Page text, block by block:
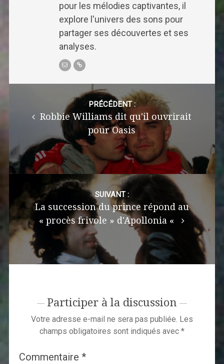
pour les mélodies captivantes, il
explore l'univers des sons pour
partager ses découvertes et ses
analyses.
PRÉCÉDENT :
Robbie Williams dit qu'il ouvrirait
pour Oasis
SUIVANT :
La succession du prince répond au
« procès frivole » d'Apollonia «
Participer à la discussion
Votre adresse e-mail ne sera pas publiée. Les
champs obligatoires sont indiqués avec *
Commentaire *